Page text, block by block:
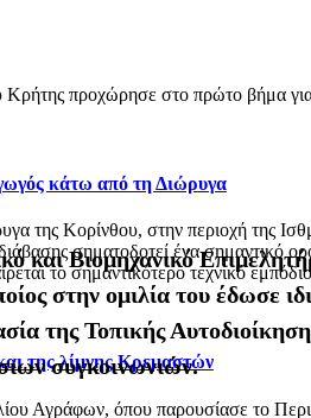
προχώρησε στο πρώτο βήμα
κάτω από τη Διώρυγα
Κορίνθου, στην περιοχή της
σηματοδοτεί ένα σημαντικό
το σημαντικότερο τεχνικό εμπόδιο
της λίμνης Κρεμαστών
Αγράφων, όπου παρουσίασε το
και Βιομηχανικό
στην ομιλία του έδωσε
της Τοπικής
συγκοινωνιών.